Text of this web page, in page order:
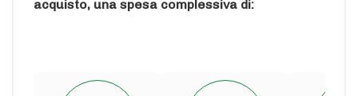
acquisto, una spesa complessiva di: